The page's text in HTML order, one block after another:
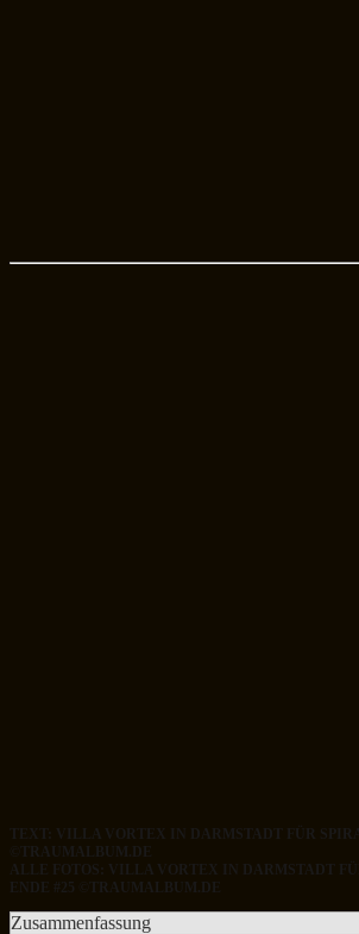
TEXT: VILLA VORTEX IN DARMSTADT FÜR
©TRAUMALBUM.DE
ALLE FOTOS: VILLA VORTEX IN DARMSTADT
ENDE #25 ©TRAUMALBUM.DE
Zusammenfassung